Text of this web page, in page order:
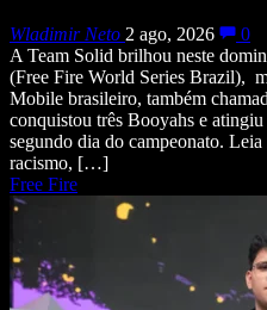
Wladimir Neto 2 ago, 2026
0
A Team Solid brilhou neste
(Free Fire World Series Brazil),
Mobile brasileiro, também
conquistou três Booyahs e
segundo dia do campeonato.
racismo, […]
Free Fire